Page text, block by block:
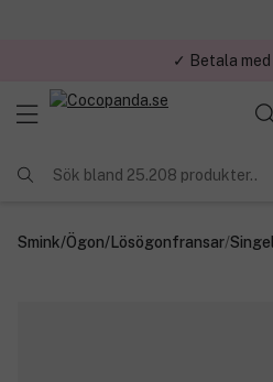
✓ Betala
Sök bland 25.208 produkter..
Smink/Ögon/Lösögonfransar/